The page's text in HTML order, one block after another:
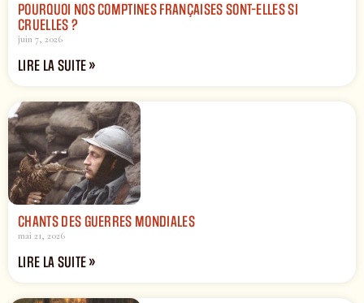
POURQUOI NOS COMPTINES FRANÇAISES SONT-ELLES SI
CRUELLES ?
juin 7, 2026
LIRE LA SUITE »
CHANTS DES GUERRES MONDIALES
mai 21, 2026
LIRE LA SUITE »